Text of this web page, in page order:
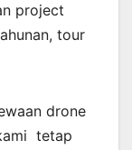
project
tour
drone
tetap